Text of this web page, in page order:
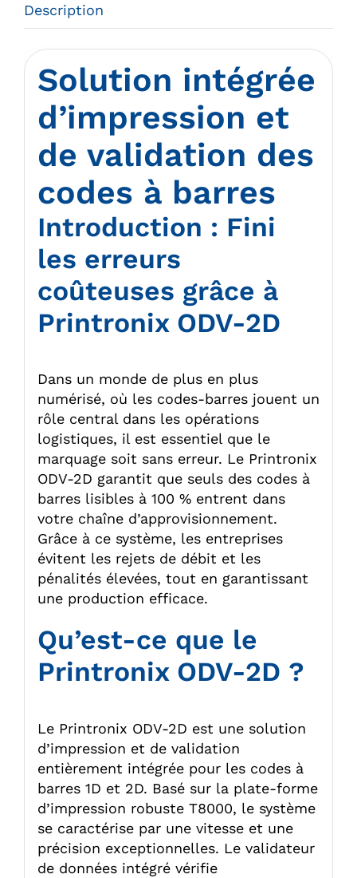
Description
Solution intégrée
d’impression et
de validation des
codes à barres
Introduction : Fini
les erreurs
coûteuses grâce à
Printronix ODV-2D
Dans un monde de plus en plus
numérisé, où les codes-barres jouent un
rôle central dans les opérations
logistiques, il est essentiel que le
marquage soit sans erreur. Le Printronix
ODV-2D garantit que seuls des codes à
barres lisibles à 100 % entrent dans
votre chaîne d’approvisionnement.
Grâce à ce système, les entreprises
évitent les rejets de débit et les
pénalités élevées, tout en garantissant
une production efficace.
Qu’est-ce que le
Printronix ODV-2D ?
Le Printronix ODV-2D est une solution
d’impression et de validation
entièrement intégrée pour les codes à
barres 1D et 2D. Basé sur la plate-forme
d’impression robuste T8000, le système
se caractérise par une vitesse et une
précision exceptionnelles. Le validateur
de données intégré vérifie